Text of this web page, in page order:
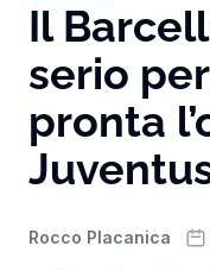
Il
serio
pronta
Rocco Placanica